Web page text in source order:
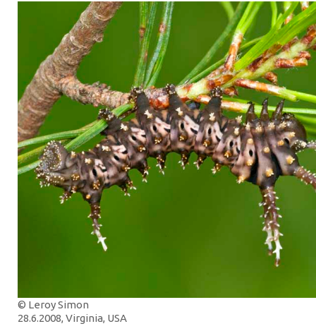
© Leroy Simon
28.6.2008, Virginia, USA